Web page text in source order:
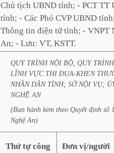
Chủ tịch UBND tỉnh; - PCT TT
tỉnh; - Các Phó CVP UBND
Thông tin điện tử tỉnh; - VNPT
An; - Lưu: VT, KSTT.
QUY TRÌNH NỘI BỘ, QUY TRÌNH
LĨNH VỰC THI ĐUA-KHEN
NHÂN DÂN TỈNH; SỞ NỘI VỤ;
NGHỆ AN
(Ban hành kèm theo Quyết định số
Nghệ An)
Thứ tự công Đơn vị/người